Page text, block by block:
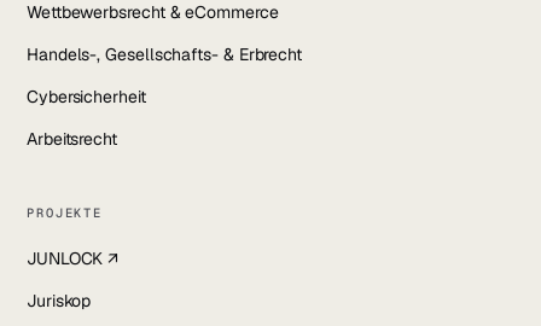
Wettbewerbsrecht & eCommerce
Handels-, Gesellschafts- & Erbrecht
Cybersicherheit
Arbeitsrecht
PROJEKTE
JUNLOCK ↗
Juriskop